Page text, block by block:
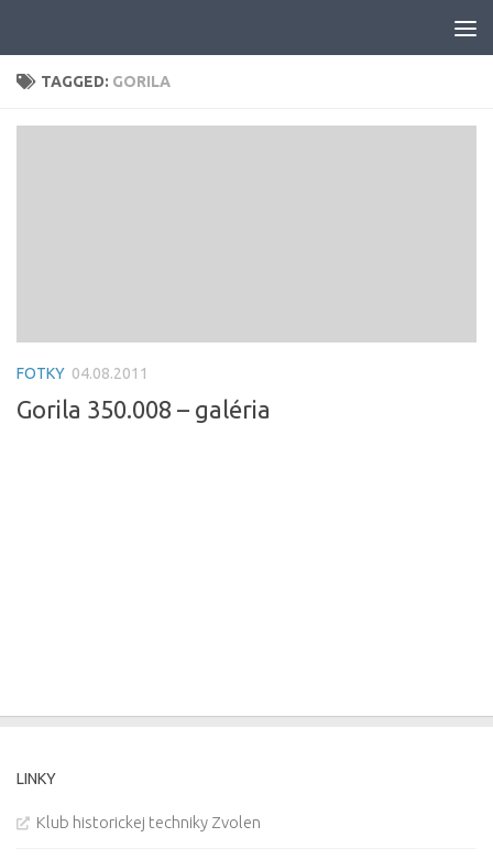
TAGGED: GORILA
FOTKY 04.08.2011
Gorila 350.008 – galéria
LINKY
Klub historickej techniky Zvolen